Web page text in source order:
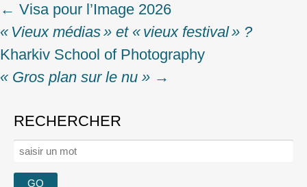
Post
navigation
← Visa pour l’Image 2026
« Vieux médias » et « vieux festival » ?
Kharkiv School of Photography
« Gros plan sur le nu » →
RECHERCHER
Rechercher :